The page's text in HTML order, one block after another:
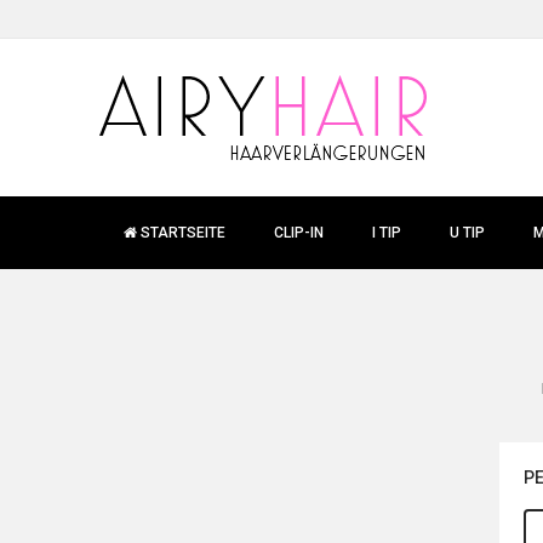
STARTSEITE CLIP-IN I TIP U TIP